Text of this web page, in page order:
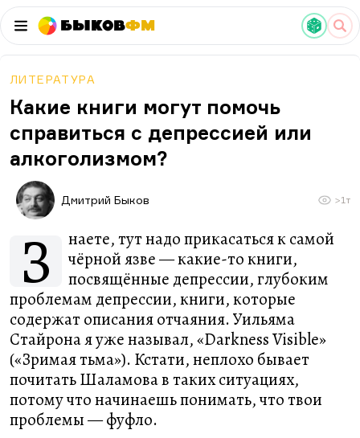
БыковФМ
ЛИТЕРАТУРА
Какие книги могут помочь
справиться с депрессией или
алкоголизмом?
Дмитрий Быков >1т
З
наете, тут надо прикасаться к самой
чёрной язве — какие-то книги,
посвящённые депрессии, глубоким
проблемам депрессии, книги, которые
содержат описания отчаяния. Уильяма
Стайрона я уже называл, «Darkness Visible»
(«Зримая тьма»). Кстати, неплохо бывает
почитать Шаламова в таких ситуациях,
потому что начинаешь понимать, что твои
проблемы — фуфло.